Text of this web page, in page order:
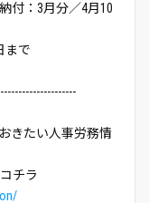
付：3月分／4月10
まで
きたい人事労務情
チラ